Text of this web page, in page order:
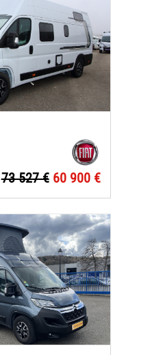
73 527 € 60 900 €